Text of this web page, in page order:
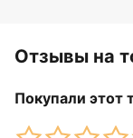
Отзывы на
Покупали этот